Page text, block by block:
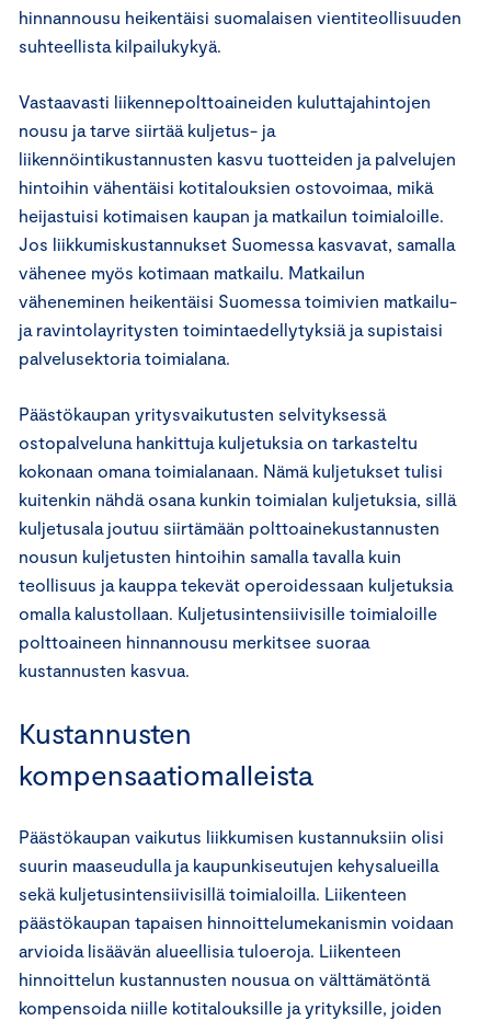
hinnannousu heikentäisi suomalaisen vientiteollisuuden
suhteellista kilpailukykyä.
Vastaavasti liikennepolttoaineiden kuluttajahintojen
nousu ja tarve siirtää kuljetus- ja
liikennöintikustannusten kasvu tuotteiden ja palvelujen
hintoihin vähentäisi kotitalouksien ostovoimaa, mikä
heijastuisi kotimaisen kaupan ja matkailun toimialoille.
Jos liikkumiskustannukset Suomessa kasvavat, samalla
vähenee myös kotimaan matkailu. Matkailun
väheneminen heikentäisi Suomessa toimivien matkailu-
ja ravintolayritysten toimintaedellytyksiä ja supistaisi
palvelusektoria toimialana.
Päästökaupan yritysvaikutusten selvityksessä
ostopalveluna hankittuja kuljetuksia on tarkasteltu
kokonaan omana toimialanaan. Nämä kuljetukset tulisi
kuitenkin nähdä osana kunkin toimialan kuljetuksia, sillä
kuljetusala joutuu siirtämään polttoainekustannusten
nousun kuljetusten hintoihin samalla tavalla kuin
teollisuus ja kauppa tekevät operoidessaan kuljetuksia
omalla kalustollaan. Kuljetusintensiivisille toimialoille
polttoaineen hinnannousu merkitsee suoraa
kustannusten kasvua.
Kustannusten
kompensaatiomalleista
Päästökaupan vaikutus liikkumisen kustannuksiin olisi
suurin maaseudulla ja kaupunkiseutujen kehysalueilla
sekä kuljetusintensiivisillä toimialoilla. Liikenteen
päästökaupan tapaisen hinnoittelumekanismin voidaan
arvioida lisäävän alueellisia tuloeroja. Liikenteen
hinnoittelun kustannusten nousua on välttämätöntä
kompensoida niille kotitalouksille ja yrityksille, joiden